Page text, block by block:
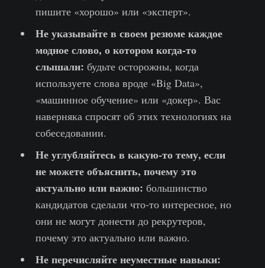
пишите «хорошо» или «эксперт».
Не указывайте в своем резюме каждое
модное слово, о котором когда-то
слышали: будьте осторожны, когда
используете слова вроде «Big Data»,
«машинное обучение» или «докер». Вас
наверняка спросят об этих технологиях на
собеседовании.
Не углубляйтесь в какую-то тему, если
не можете объяснить, почему это
актуально или важно: большинство
кандидатов сделали что-то интересное, но
они не могут донести до рекрутеров,
почему это актуально или важно.
Не перечисляйте неуместные навыки: